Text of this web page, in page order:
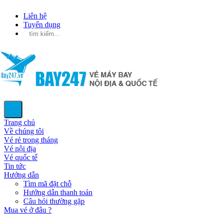
Liên hệ
Tuyển dụng
Trang chủ
Về chúng tôi
Vé rẻ trong tháng
Vé nội địa
Vé quốc tế
Tin tức
Hướng dẫn
Tìm mã đặt chỗ
Hướng dẫn thanh toán
Câu hỏi thường gặp
Mua vé ở đâu ?